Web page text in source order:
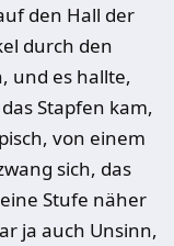
den Hall der
durch den
und es hallte,
Stapfen kam,
von einem
sich, das
Stufe näher
ja auch Un­sinn,